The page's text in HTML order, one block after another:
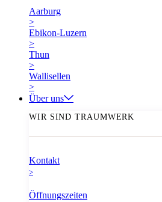
Aarburg
>
Ebikon-Luzern
>
Thun
>
Wallisellen
>
Über uns
WIR SIND TRAUMWERK
Kontakt
>
Öffnungszeiten